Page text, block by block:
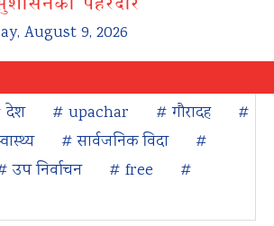
August 9, 2026
देश # upachar # गौरादह
#
# सार्वजनिक विदा
#
उप निर्वाचन # free
#